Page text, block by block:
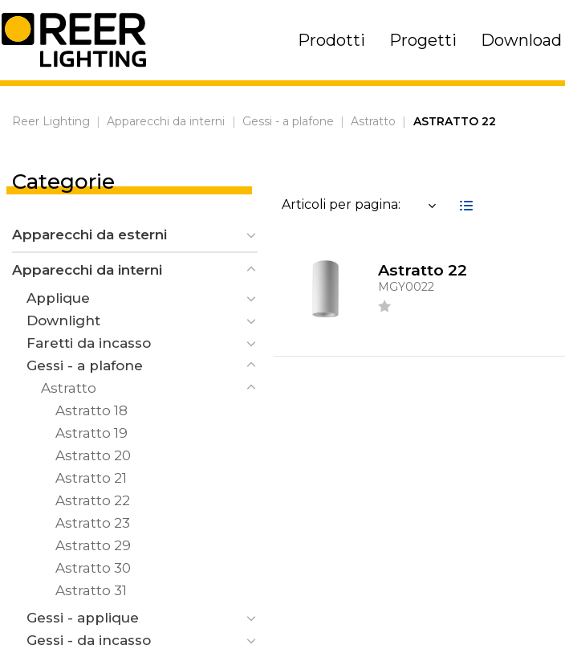
Skip
to
content
Prodotti Progetti Download
Reer Lighting Apparecchi da interni Gessi - a plafone Astratto ASTRATTO 22
Categorie
Apparecchi da esterni
Apparecchi da interni
Applique
Downlight
Faretti da incasso
Gessi - a plafone
Astratto
Astratto 18
Astratto 19
Astratto 20
Astratto 21
Astratto 22
Astratto 23
Astratto 29
Astratto 30
Astratto 31
Gessi - applique
Gessi - da incasso
Articoli per pagina:
Astratto 22
MGY0022